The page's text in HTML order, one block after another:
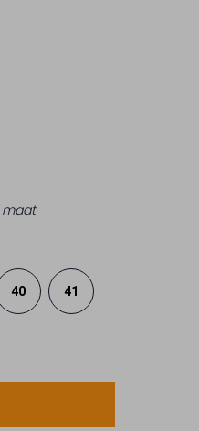
maat
40 41